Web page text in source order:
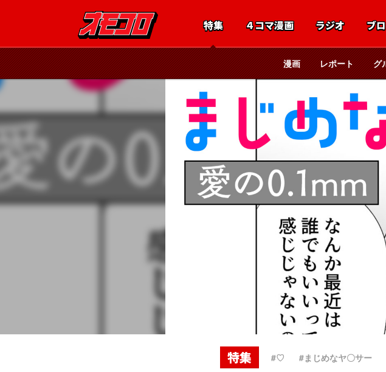
特集 ４コマ漫画 ラジオ ブ
漫画 レポート グ
特集 #♡ #まじめなヤ〇サー